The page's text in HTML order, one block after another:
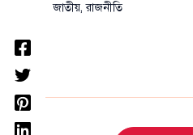
জাতীয়,রাজনীতি